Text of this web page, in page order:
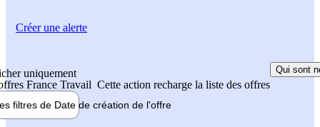
uniquement
France Travail Cette action recharge la liste des offres
Qui sont
filtres de Date de création de l'offre
Créer une alerte